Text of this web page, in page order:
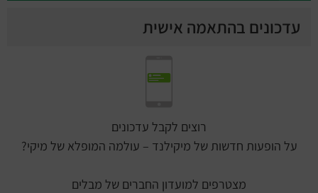
עדכונים בהתאמה אישית
רוצים לקבל עדכונים
על הופעות חדשות של מיקילנד – עולמה המופלא של מיקי?
מצטרפים למועדון החברים של מבלים